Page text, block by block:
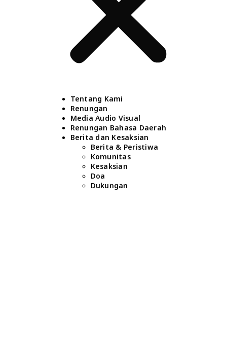
Tentang Kami
Renungan
Media Audio Visual
Renungan Bahasa Daerah
Berita dan Kesaksian
Berita & Peristiwa
Komunitas
Kesaksian
Doa
Dukungan